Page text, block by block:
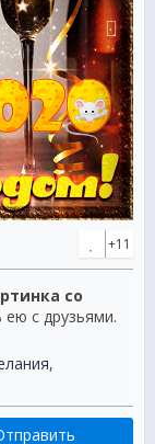
+11
со
ею с друзьями.
,